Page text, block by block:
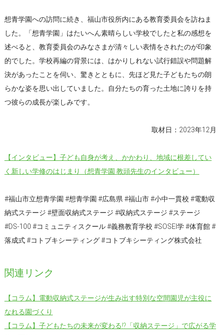
想青学園への訪問に続き、福山市役所内にある教育委員会を訪ねま
した。「想青学園」はたいへん素晴らしい学校でしたと私の感想を
述べると、教育委員会のみなさまが清々しい表情をされたのが印象
的でした。学校再編の背景には、はかりしれない試行錯誤や問題解
決があったことを伺い、驚きとともに、先ほど見た子どもたちの朗
らかな姿を思い出していました。自分たちの育った土地に誇りを持
つ彼らの成長が楽しみです。
取材日：2023年12月
【インタビュー】子ども自身が考え、かかわり、地域に根差してい
く新しい学修のはじまり（想青学園 教頭先生のインタビュー）
#福山市立想青学園 #想青学園 #広島県 #福山市 #小中一貫校 #電動収
納式ステージ #壁面収納式ステージ #収納式ステージ #ステージ
#DS-100 #コミュニティスクール #義務教育学校 #SOSEI学 #体育館 #
落成式 #コトブキシーティング #コトブキシーティング株式会社
関連リンク
【コラム】電動収納式ステージが生み出す特別な空間園児が主役に
なれる園づくり
【コラム】子どもたちの未来が変わる!?「収納ステージ」で広がる学